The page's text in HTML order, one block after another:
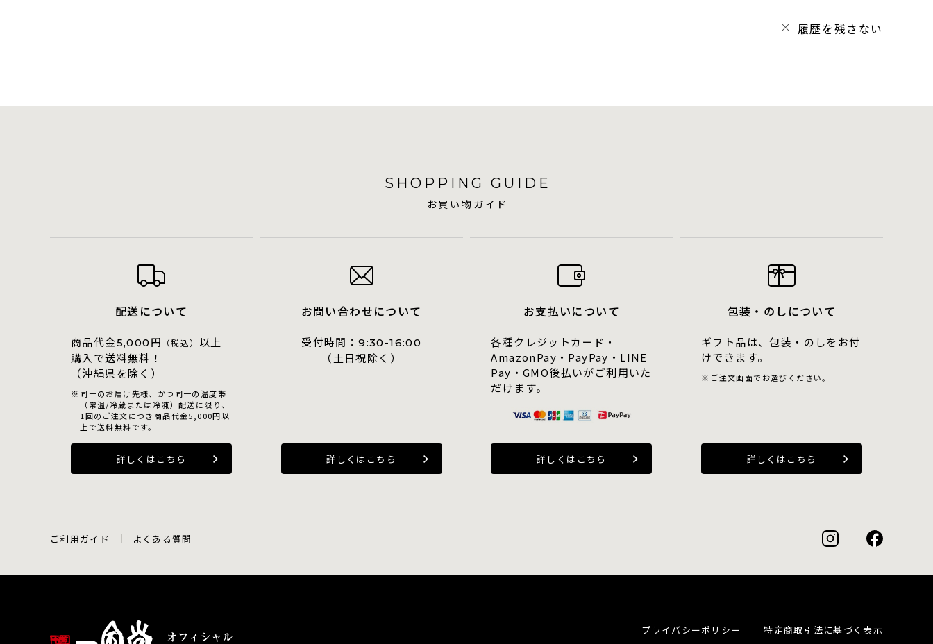
履歴を残さない
SHOPPING GUIDE
お買い物ガイド
配送について
商品代金5,000 円 （税込） 以上
購入で送料無料！
（沖縄県を除く）
同一のお届け先様、かつ同一の温度帯
（常温/冷蔵または冷凍）配送に限り、
1回のご注文につき商品代金5,000円以
上で送料無料です。
詳しくはこちら
お問い合わせについて
受付時間：9:30-16:00
（土日祝除く）
詳しくはこちら
お支払いについて
各種クレジットカード・
AmazonPay・PayPay・LINE
Pay・GMO後払いがご利用いた
だけます。
詳しくはこちら
包装・のしについて
ギフト品は、包装・のしをお付
けできます。
ご注文画面でお選びください。
詳しくはこちら
ご利用ガイド よくある質問
プライバシーポリシー 特定商取引法に基づく表示